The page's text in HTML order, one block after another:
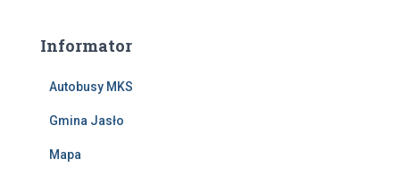
Informator
Autobusy MKS
Gmina Jasło
Mapa